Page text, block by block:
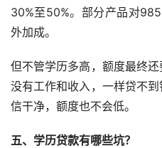
30%至50%。部分产品对
外加成。
但不管学历多高，额度最终
没有工作和收入，一样贷不
信干净，额度也不会低。
五、学历贷款有哪些坑？